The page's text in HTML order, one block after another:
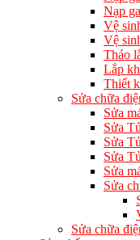
Nạp
Vệ
Vệ
Tháo
Lắp
Thiết
Sửa chữa
Sửa
Sửa
Sửa
Sửa
Sửa
Sửa
Sửa chữa